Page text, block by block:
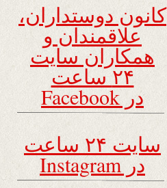
کانون دوستداران،
علاقمندان و
همکاران سایت
۲۴ ساعت
در Facebook
سایت ۲۴ ساعت
در Instagram